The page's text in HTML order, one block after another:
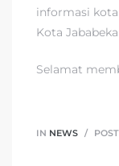
informasi
Kota
Selamat
IN NEWS